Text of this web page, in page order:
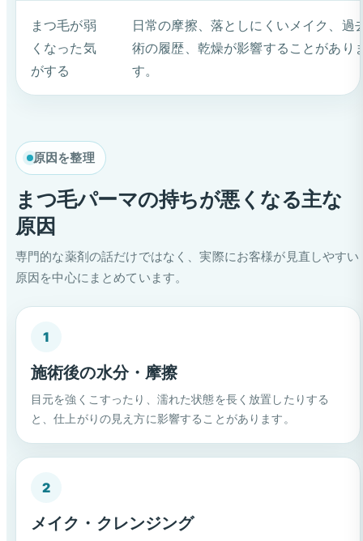
まつ毛が弱
くなった気
がする
日常の摩擦、落としにくいメイク、過
術の履歴、乾燥が影響することがあり
す。
原因を整理
まつ毛パーマの持ちが悪くなる主な
原因
専門的な薬剤の話だけではなく、実際にお客様が見直しやすい
原因を中心にまとめています。
1
施術後の水分・摩擦
目元を強くこすったり、濡れた状態を長く放置したりする
と、仕上がりの見え方に影響することがあります。
2
メイク・クレンジング